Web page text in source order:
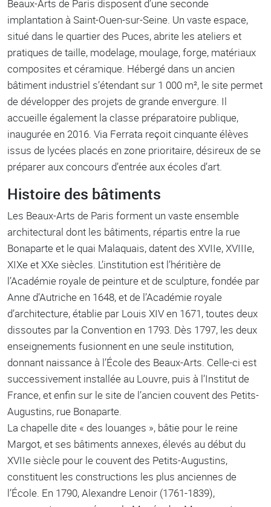
Beaux-Arts de Paris disposent d’une seconde
implantation à Saint-Ouen-sur-Seine. Un vaste espace,
situé dans le quartier des Puces, abrite les ateliers et
pratiques de taille, modelage, moulage, forge, matériaux
composites et céramique. Hébergé dans un ancien
bâtiment industriel s’étendant sur 1 000 m², le site permet
de développer des projets de grande envergure. Il
accueille également la classe préparatoire publique,
inaugurée en 2016. Via Ferrata reçoit cinquante élèves
issus de lycées placés en zone prioritaire, désireux de se
préparer aux concours d’entrée aux écoles d’art.
Histoire des bâtiments
Les Beaux-Arts de Paris forment un vaste ensemble
architectural dont les bâtiments, répartis entre la rue
Bonaparte et le quai Malaquais, datent des XVIIe, XVIIIe,
XIXe et XXe siècles. L’institution est l’héritière de
l’Académie royale de peinture et de sculpture, fondée par
Anne d’Autriche en 1648, et de l’Académie royale
d’architecture, établie par Louis XIV en 1671, toutes deux
dissoutes par la Convention en 1793. Dès 1797, les deux
enseignements fusionnent en une seule institution,
donnant naissance à l’École des Beaux-Arts. Celle-ci est
successivement installée au Louvre, puis à l’Institut de
France, et enﬁn sur le site de l’ancien couvent des Petits-
Augustins, rue Bonaparte.
La chapelle dite « des louanges », bâtie pour le reine
Margot, et ses bâtiments annexes, élevés au début du
XVIIe siècle pour le couvent des Petits-Augustins,
constituent les constructions les plus anciennes de
l’École. En 1790, Alexandre Lenoir (1761-1839),